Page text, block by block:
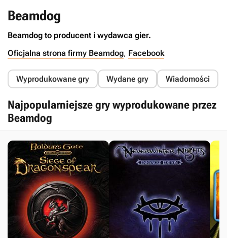
Beamdog
Beamdog to producent i wydawca gier.
Oficjalna strona firmy Beamdog, Facebook
Wyprodukowane gry Wydane gry Wiadomości
Najpopularniejsze gry wyprodukowane przez
Beamdog